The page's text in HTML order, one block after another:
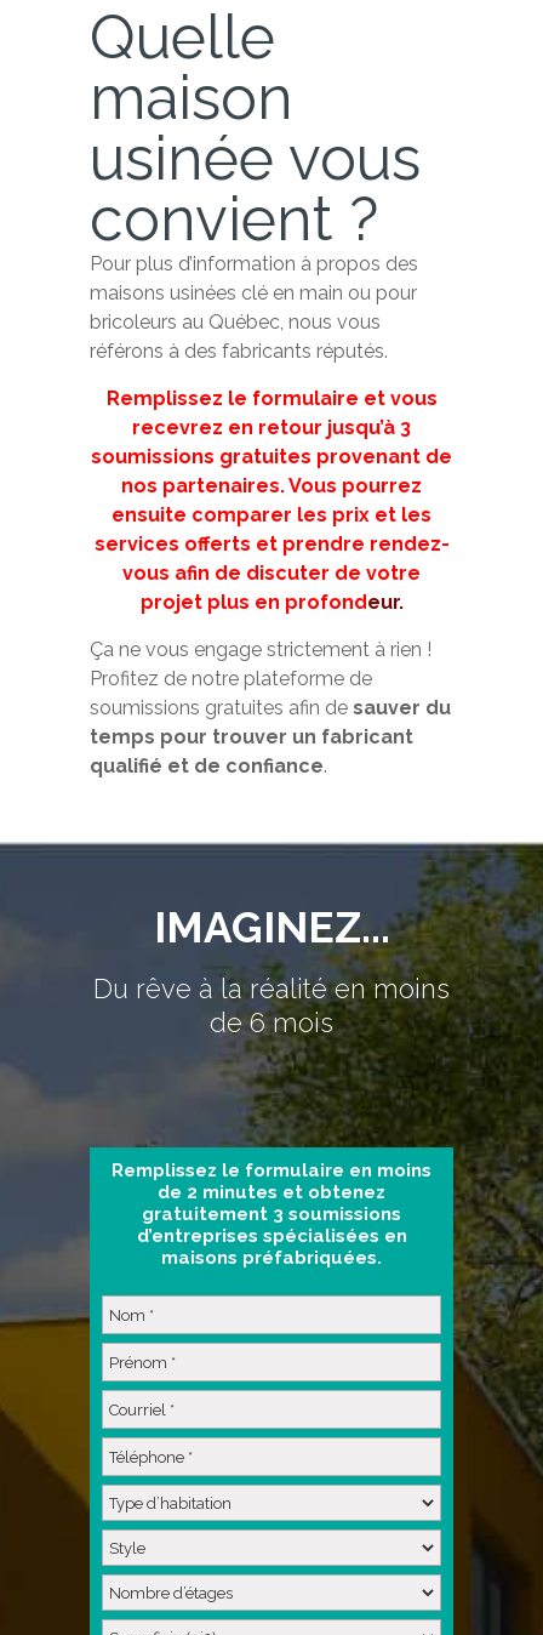
Quelle
maison
usinée vous
convient ?
Pour plus d’information à propos des
maisons usinées clé en main ou pour
bricoleurs au Québec, nous vous
référons à des fabricants réputés.
Remplissez le formulaire et vous
recevrez en retour jusqu’à 3
soumissions gratuites provenant de
nos partenaires. Vous pourrez
ensuite comparer les prix et les
services offerts et prendre rendez-
vous afin de discuter de votre
projet plus en profondeur.
Ça ne vous engage strictement à rien !
Profitez de notre plateforme de
soumissions gratuites afin de sauver du
temps pour trouver un fabricant
qualifié et de confiance.
IMAGINEZ...
Du rêve à la réalité en moins
de 6 mois
Remplissez le formulaire en moins
de 2 minutes et obtenez
gratuitement 3 soumissions
d’entreprises spécialisées en
maisons préfabriquées.